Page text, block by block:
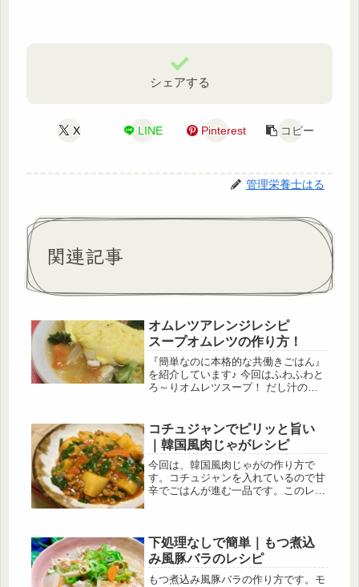
シェアする
X LINE Pinterest コピー
管理栄養士はる
関連記事
オムレツアレンジレシピ
スープオムレツの作り方！
『簡単なのに本格的な共働きごはん』
を紹介しています♪ 今回はふわふわと
ろ～りオムレツスープ！ だし汁の中
を考えてみました！ 【このレシピを
おススメする方】 ●野菜を沢山摂りた
い方 ●卵料理のレパートリーを増やし
たい方におススメです
コチュジャンでピリッと旨い
｜韓国風肉じゃがレシピ
今回は、韓国風肉じゃがの作り方で
す。コチュジャンを入れているので甘
辛でごはんが進む一品です。このレシ
下処理なしで簡単｜もつ煮込
み風豚バラのレシピ
もつ煮込み風豚バラの作り方です。モ